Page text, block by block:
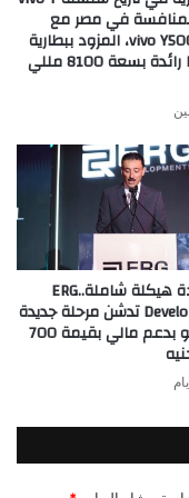
في مصر مع
إطلاق vivo Y500، المزود ببطارية
BlueVolt رائدة بسعة 8100 مللي
بعد اعادة هيكلة شاملة..ERG
Developments تدشن مرحلة جديدة
من النمو بدعم مالي بقيمة 700